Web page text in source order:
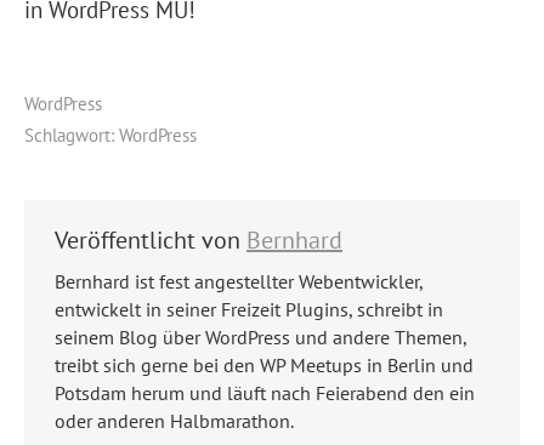
in WordPress MU!
WordPress
Schlagwort: WordPress
Veröffentlicht von Bernhard
Bernhard ist fest angestellter Webentwickler,
entwickelt in seiner Freizeit Plugins, schreibt in
seinem Blog über WordPress und andere Themen,
treibt sich gerne bei den WP Meetups in Berlin und
Potsdam herum und läuft nach Feierabend den ein
oder anderen Halbmarathon.